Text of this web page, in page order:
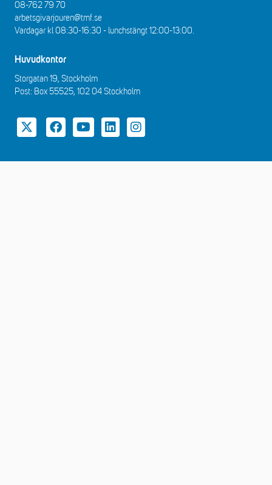
08-762 79 70
arbetsgivarjouren@tmf.se
Vardagar kl 08:30-16:30 - lunchstängt 12:00-13:00​.
Huvudkontor
Storgatan 19, Stockholm
Post: Box 55525, 102 04 Stockholm
TwitterFacebook
YouTubeLinkedInInstagram